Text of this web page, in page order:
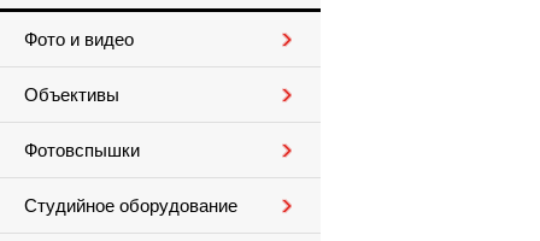
Фото и видео
Объективы
Фотовспышки
Студийное оборудование